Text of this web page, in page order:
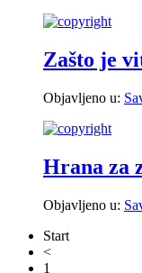
Zašto je
Objavljeno u:
Hrana za
Objavljeno u:
Start
<
1